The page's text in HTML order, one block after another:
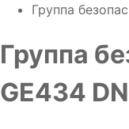
Группа
Группа
GE434